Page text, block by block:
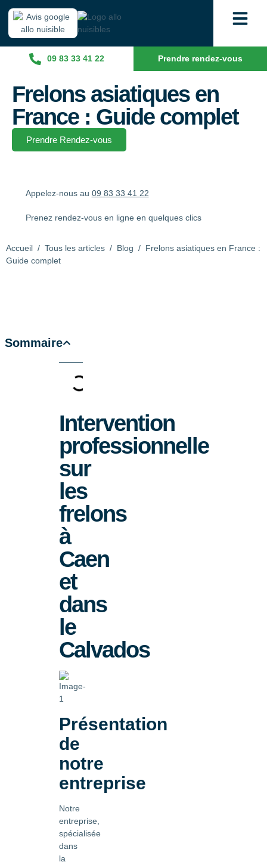
09 83 33 41 22 Prendre rendez-vous
Frelons asiatiques en
France : Guide complet
Prendre Rendez-vous
Appelez-nous au 09 83 33 41 22
Prenez rendez-vous en ligne en quelques clics
Accueil / Tous les articles / Blog / Frelons asiatiques en France :
Guide complet
Sommaire
Intervention
professionnelle
sur
les
frelons
à
Caen
et
dans
le
Calvados
Présentation
de
notre
entreprise
Notre
entreprise,
spécialisée
dans
la